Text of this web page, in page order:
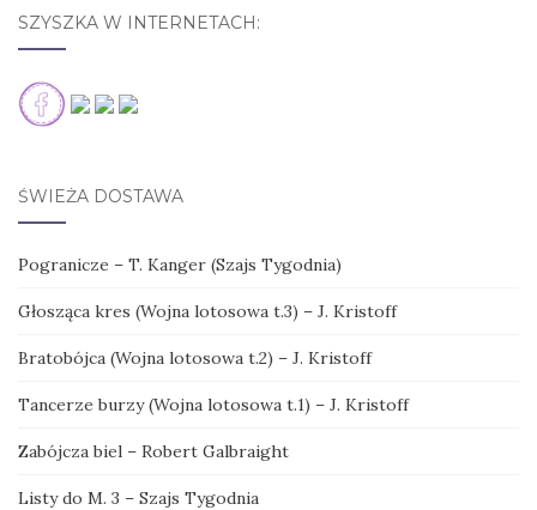
SZYSZKA W INTERNETACH:
ŚWIEŻA DOSTAWA
Pogranicze – T. Kanger (Szajs Tygodnia)
Głosząca kres (Wojna lotosowa t.3) – J. Kristoff
Bratobójca (Wojna lotosowa t.2) – J. Kristoff
Tancerze burzy (Wojna lotosowa t.1) – J. Kristoff
Zabójcza biel – Robert Galbraight
Listy do M. 3 – Szajs Tygodnia